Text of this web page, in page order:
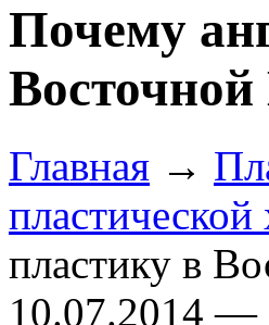
Почему
Восточной
Главная →
пластику в
10.07.2014